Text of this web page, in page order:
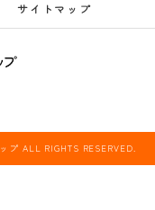
サイトマップ
プ ALL RIGHTS RESERVED.